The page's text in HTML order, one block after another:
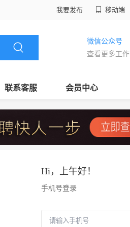
我要发布 移动端
微信公众号
查看更多工作
联系客服 会员中心
Hi， 上午好！
手机号登录